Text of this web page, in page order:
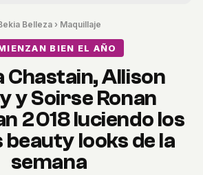
Belleza› Maquillaje
BIEN EL AÑO
Chastain, Allison
y Soirse Ronan
2018 luciendo los
looks de la
semana